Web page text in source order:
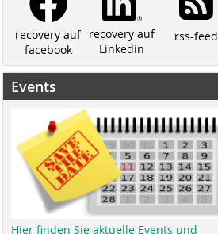
recovery auf
facebook
recovery auf
Linkedin
rss-feed
Events
Hier finden Sie aktuelle Events und